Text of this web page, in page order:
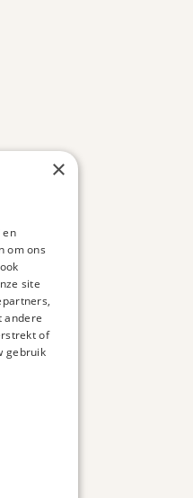
×
en
om ons
site
andere
of
gebruik